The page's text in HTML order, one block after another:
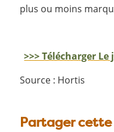
plus ou moins
>>> Télécharger
Source : Hortis
Partager